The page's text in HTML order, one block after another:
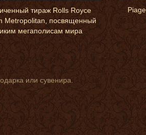
тираж Rolls Royce
Metropolitan, посвященный
мегаполисам мира
или сувенира.